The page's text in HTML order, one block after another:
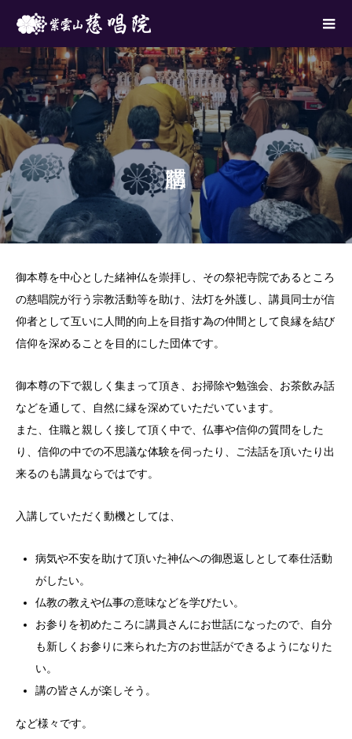
御本尊を中心とした緒神仏を崇拝し、その祭祀寺院であるところ
の慈唱院が行う宗教活動等を助け、法灯を外護し、講員同士が信
仰者として互いに人間的向上を目指す為の仲間として良縁を結び
信仰を深めることを目的にした団体です。
御本尊の下で親しく集まって頂き、お掃除や勉強会、お茶飲み話
などを通して、自然に縁を深めていただいています。
また、住職と親しく接して頂く中で、仏事や信仰の質問をした
り、信仰の中での不思議な体験を伺ったり、ご法話を頂いたり出
来るのも講員ならではです。
入講していただく動機としては、
病気や不安を助けて頂いた神仏への御恩返しとして奉仕活動
がしたい。
仏教の教えや仏事の意味などを学びたい。
お参りを初めたころに講員さんにお世話になったので、自分
も新しくお参りに来られた方のお世話ができるようになりた
い。
講の皆さんが楽しそう。
など様々です。